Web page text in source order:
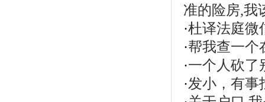
准的险房,我
·杜译法庭微
·帮我查一个
·一个人砍了
·发小，有事